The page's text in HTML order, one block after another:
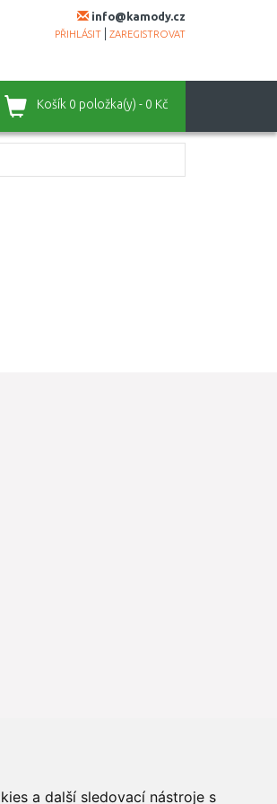
a další sledovací nástroje s
info@kamody.cz
PŘIHLÁSIT ZAREGISTROVAT
Košík 0 položka(y) - 0 Kč